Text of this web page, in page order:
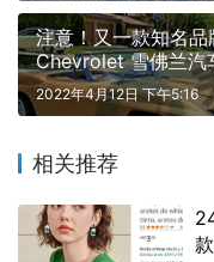
注意！又一款知名
Chevrolet 雪佛兰汽
2022年4月12日 下午5:16
相关推荐